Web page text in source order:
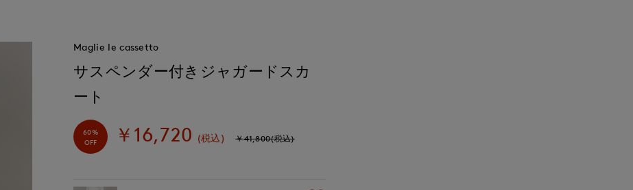
Maglie le cassetto
サスペンダー付きジャガードスカ
ート
60%
OFF
￥16,720 (税込) ￥41,800(税込)